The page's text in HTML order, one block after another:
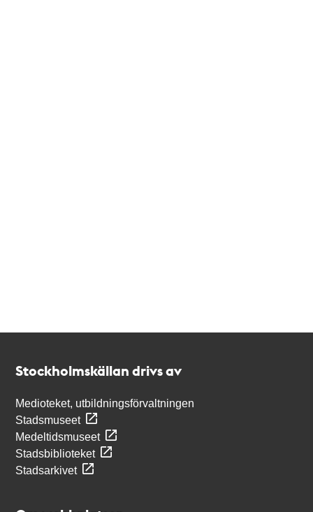
Stockholmskällan drivs av
Medioteket, utbildningsförvaltningen
Stadsmuseet
Medeltidsmuseet
Stadsbiblioteket
Stadsarkivet